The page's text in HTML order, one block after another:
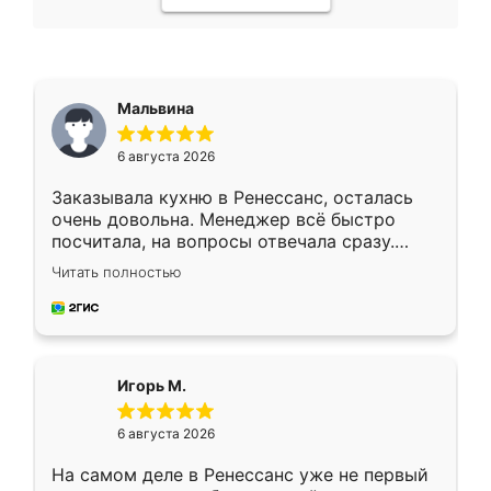
Мальвина
6 августа 2026
Заказывала кухню в Ренессанс, осталась
очень довольна. Менеджер всё быстро
посчитала, на вопросы отвечала сразу.
Замерщик приехал в субботу, подошёл к
делу со всей ответственностью. Собрали
за день, ребята работали аккуратно, даже
Читать полностью
Игорь М.
6 августа 2026
На самом деле в Ренессанс уже не первый